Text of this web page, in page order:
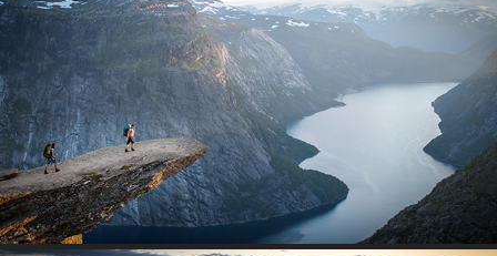
EUROPA
2020